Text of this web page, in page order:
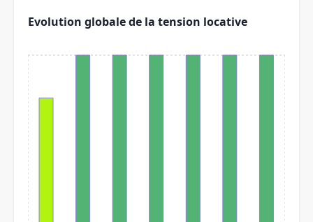
Evolution globale de la tension locative